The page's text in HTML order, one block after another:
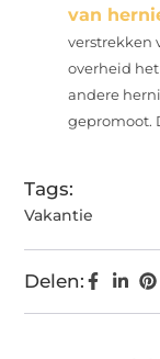
van
verstrekken
overheid
andere
gepromoot.
Tags:
Vakantie
Delen: